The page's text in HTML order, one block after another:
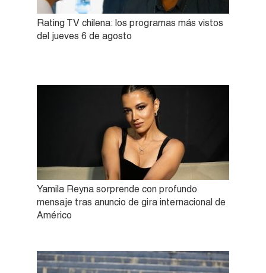
Rating TV chilena: los programas más vistos
del jueves 6 de agosto
Yamila Reyna sorprende con profundo
mensaje tras anuncio de gira internacional de
Américo